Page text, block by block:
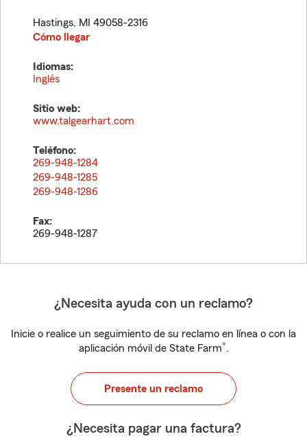
Hastings, MI
49058-2316
Cómo llegar
Idiomas:
Inglés
Sitio web:
www.talgearhart.com
Teléfono:
269-948-1284
269-948-1285
269-948-1286
Fax:
269-948-1287
¿Necesita ayuda con un reclamo?
Inicie o realice un seguimiento de su reclamo en línea o con la
aplicación móvil de State Farm®.
Presente un reclamo
¿Necesita pagar una factura?